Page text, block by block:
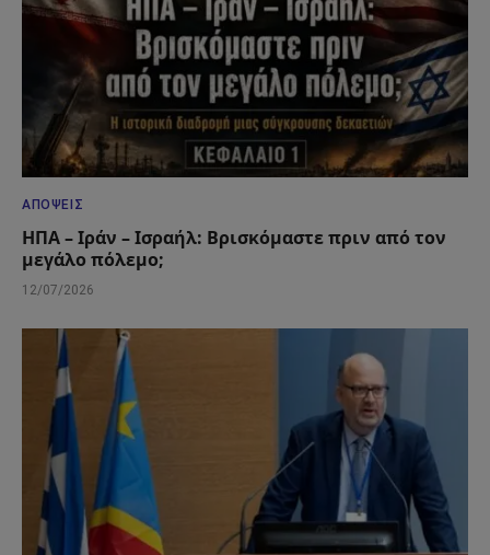
ΑΠΌΨΕΙΣ
ΗΠΑ – Ιράν – Ισραήλ: Βρισκόμαστε πριν από τον
μεγάλο πόλεμο;
12/07/2026